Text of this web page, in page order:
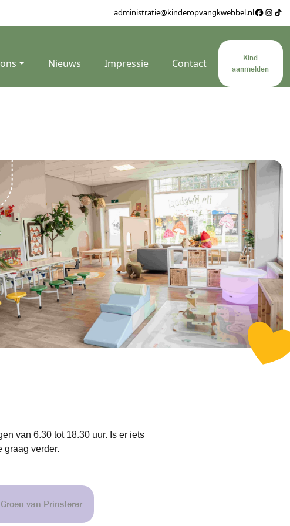
administratie@kinderopvangkwebbel.nl
Nieuws Impressie Contact
Kind
aanmelden
van 6.30 tot 18.30 uur. Is er iets
graag verder.
van Prinsterer